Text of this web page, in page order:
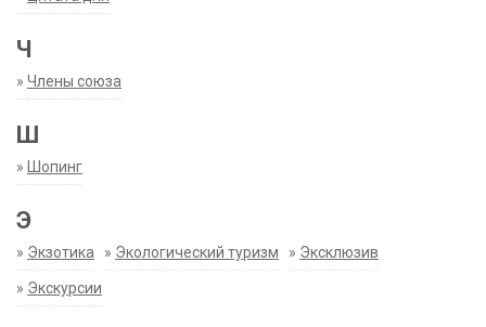
Ч
» Члены союза
Ш
» Шопинг
Э
» Экзотика » Экологический туризм » Эксклюзив
» Экскурсии